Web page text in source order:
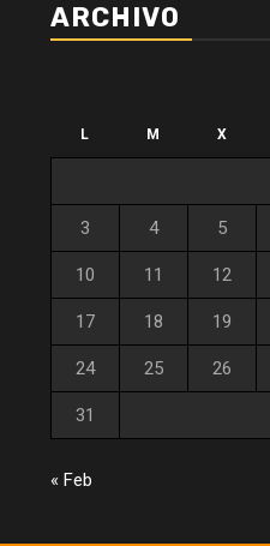
ARCHIVO
L M X
3 4 5
10 11 12
17 18 19
24 25 26
31
« Feb